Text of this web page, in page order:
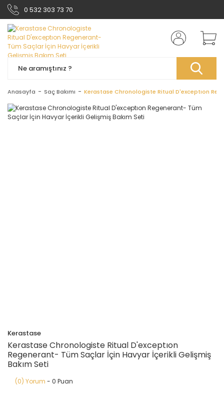
0 532 303 73 70
Anasayfa Saç Bakımı Kerastase Chronologiste Ritual D'exceptıon
Kerastase
Kerastase Chronologiste Ritual D'exceptıon
Regenerant- Tüm Saçlar İçin Havyar İçerikli Gelişmiş
Bakım Seti
(0) Yorum - 0 Puan